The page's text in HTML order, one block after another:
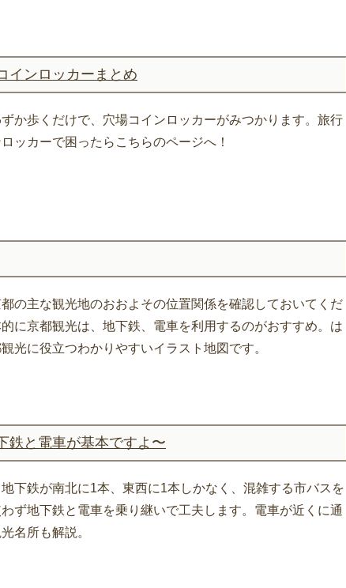
インロッカーまとめ
か歩くだけで、穴場コインロッカーがみつかります。旅行
ッカーで困ったらこちらのページへ！
の主な観光地のおおよその位置関係を確認しておいてくだ
に京都観光は、地下鉄、電車を利用するのがおすすめ。は
光に役立つわかりやすいイラスト地図です。
鉄と電車が基本ですよ〜
下鉄が南北に1本、東西に1本しかなく、混雑する市バスを
ず地下鉄と電車を乗り継いで工夫します。電車が近くに通
名所も解説。